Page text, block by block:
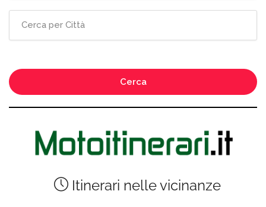
Cerca
Itinerari nelle vicinanze